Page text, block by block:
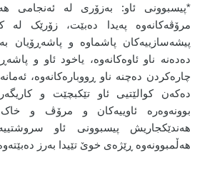
*پیسبوونی ئاو: بەزۆری لە ئەنجامی
مرۆڤەکانەوە پەیدا دەبێت، زۆرێک لە
پیشەسازییەکان پاشماوە و پاشەڕۆیان
دەدەنە ناو ئاوەکانەوە، یاخود ئاو و
چارەکردن دەچنە ناو ڕووبارەکانەوە،
دەکەن کوالێتیی ئاو تێکبچێت و
بوونەوەرە ئاوییەکان و مرۆڤ و
هەندێکجاریش پیسبوونی ئاو
هەڵمبوونەوە ڕێژەی خوێ تێیدا بەرز